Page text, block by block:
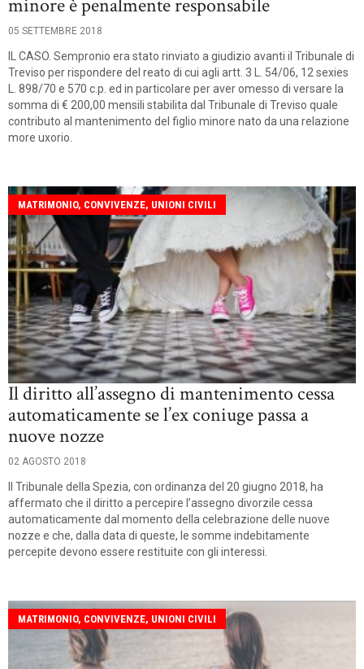
05 SETTEMBRE 2018
IL CASO. Sempronio era stato rinviato a giudizio avanti il Tribunale di
Treviso per rispondere del reato di cui agli artt. 3 L. 54/06, 12 sexies
L. 898/70 e 570 c.p. ed in particolare per aver omesso di versare la
somma di € 200,00 mensili stabilita dal Tribunale di Treviso quale
contributo al mantenimento del figlio minore nato da una relazione
more uxorio.
MATRIMONIO, CONVIVENZE, UNIONI CIVILI
Il diritto all’assegno di mantenimento cessa
automaticamente se l’ex coniuge passa a
nuove nozze
02 AGOSTO 2018
Il Tribunale della Spezia, con ordinanza del 20 giugno 2018, ha
affermato che il diritto a percepire l’assegno divorzile cessa
automaticamente dal momento della celebrazione delle nuove
nozze e che, dalla data di queste, le somme indebitamente
percepite devono essere restituite con gli interessi.
MATRIMONIO, CONVIVENZE, UNIONI CIVILI